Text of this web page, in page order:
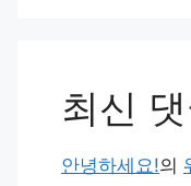
최신
안녕하세요!의